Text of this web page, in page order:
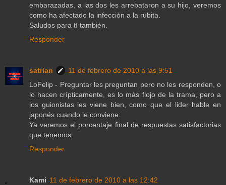
embarazadas, a las dos les arrebataron a su hijo, veremos
como ha afectado la infección a la rubita.
Saludos para tí también.
Responder
satrian
11 de febrero de 2010 a las 9:51
LoFelip - Preguntar les preguntan pero no les responden, o
lo hacen crípticamente, es lo más flojo de la trama, pero a
los guionistas les viene bien, como que el lider hable en
japonés cuando le conviene.
Ya veremos el porcentaje final de respuestas satisfactorias
que tenemos.
Responder
Kami 11 de febrero de 2010 a las 12:42